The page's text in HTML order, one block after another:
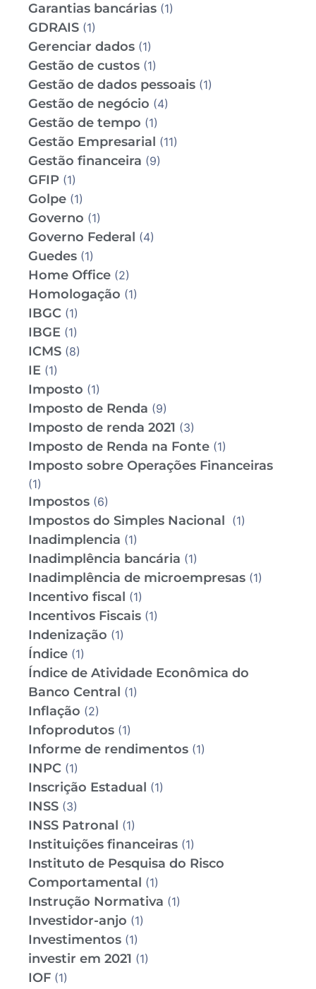
Garantias bancárias (1)
GDRAIS (1)
Gerenciar dados (1)
Gestão de custos (1)
Gestão de dados pessoais (1)
Gestão de negócio (4)
Gestão de tempo (1)
Gestão Empresarial (11)
Gestão financeira (9)
GFIP (1)
Golpe (1)
Governo (1)
Governo Federal (4)
Guedes (1)
Home Office (2)
Homologação (1)
IBGC (1)
IBGE (1)
ICMS (8)
IE (1)
Imposto (1)
Imposto de Renda (9)
Imposto de renda 2021 (3)
Imposto de Renda na Fonte (1)
Imposto sobre Operações Financeiras
(1)
Impostos (6)
Impostos do Simples Nacional (1)
Inadimplencia (1)
Inadimplência bancária (1)
Inadimplência de microempresas (1)
Incentivo fiscal (1)
Incentivos Fiscais (1)
Indenização (1)
Índice (1)
Índice de Atividade Econômica do
Banco Central (1)
Inflação (2)
Infoprodutos (1)
Informe de rendimentos (1)
INPC (1)
Inscrição Estadual (1)
INSS (3)
INSS Patronal (1)
Instituições financeiras (1)
Instituto de Pesquisa do Risco
Comportamental (1)
Instrução Normativa (1)
Investidor-anjo (1)
Investimentos (1)
investir em 2021 (1)
IOF (1)